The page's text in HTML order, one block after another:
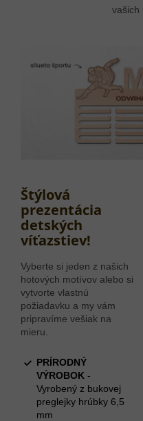
vašich
Štýlová
prezentácia
detských
víťazstiev!
Vyberte si jeden z našich
hotových motívov alebo si
vytvorte vlastnú
požiadavku a my vám
pripravíme vešiak na
mieru.
PRÍRODNÝ
VÝROBOK -
Vyrobený z bukovej
preglejky hrúbky 6,5
mm